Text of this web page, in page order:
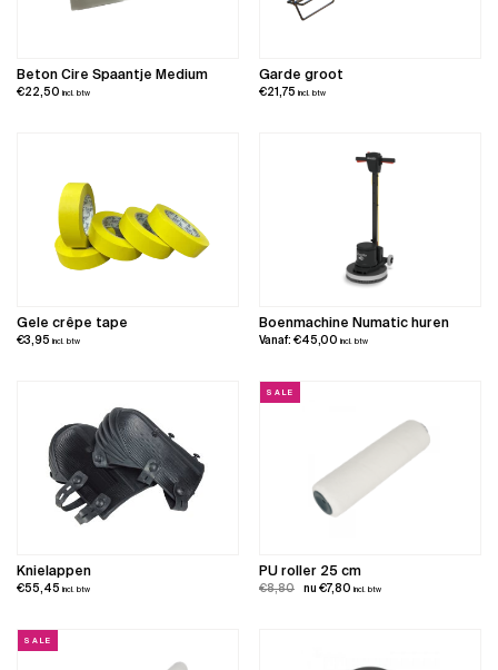
Beton Cire Spaantje Medium
€22,50 incl. btw
Garde groot
€21,75 incl. btw
Gele crêpe tape
€3,95 incl. btw
Boenmachine Numatic huren
Vanaf: €45,00 incl. btw
Knielappen
€55,45 incl. btw
SALE
PU roller 25 cm
€8,80 Oorspronkelijke
€7,80 Huidige
incl. btw
SALE